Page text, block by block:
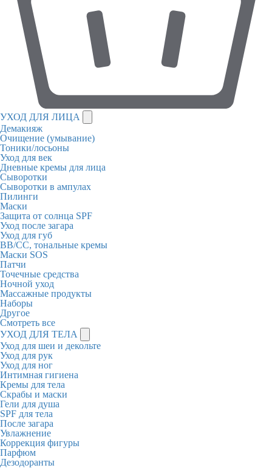
УХОД ДЛЯ ЛИЦА
Демакияж
Очищение (умывание)
Тоники/лосьоны
Уход для век
Дневные кремы для лица
Сыворотки
Сыворотки в ампулах
Пилинги
Маски
Защита от солнца SPF
Уход после загара
Уход для губ
BB/CC, тональные кремы
Маски SOS
Патчи
Точечные средства
Ночной уход
Массажные продукты
Наборы
Другое
Смотреть все
УХОД ДЛЯ ТЕЛА
Уход для шеи и декольте
Уход для рук
Уход для ног
Интимная гигиена
Кремы для тела
Скрабы и маски
Гели для душа
SPF для тела
После загара
Увлажнение
Коррекция фигуры
Парфюм
Дезодоранты